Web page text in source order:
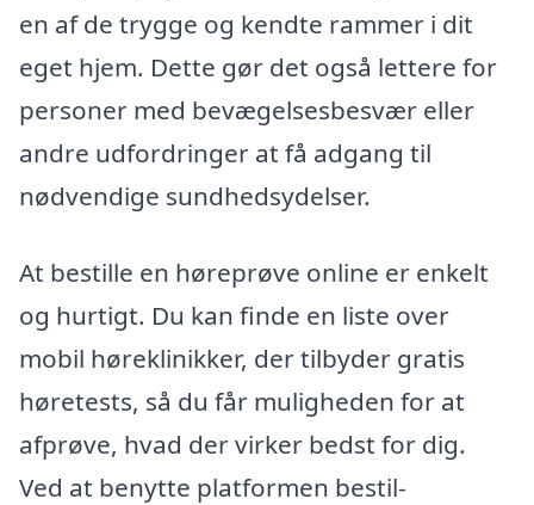
en af de trygge og kendte rammer i dit
eget hjem. Dette gør det også lettere for
personer med bevægelsesbesvær eller
andre udfordringer at få adgang til
nødvendige sundhedsydelser.
At bestille en høreprøve online er enkelt
og hurtigt. Du kan finde en liste over
mobil høreklinikker, der tilbyder gratis
høretests, så du får muligheden for at
afprøve, hvad der virker bedst for dig.
Ved at benytte platformen bestil-